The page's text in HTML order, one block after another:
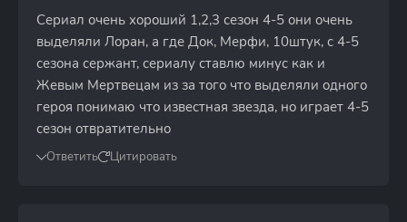
Сериал очень хороший 1,2,3 сезон 4-5 они очень
выделяли Лоран, а где Док, Мерфи, 10штук, с 4-5
сезона сержант, сериалу ставлю минус как и
Жевым Мертвецам из за того что выделяли одного
героя понимаю что известная звезда, но играет 4-5
сезон отвратительно
Ответить Цитировать